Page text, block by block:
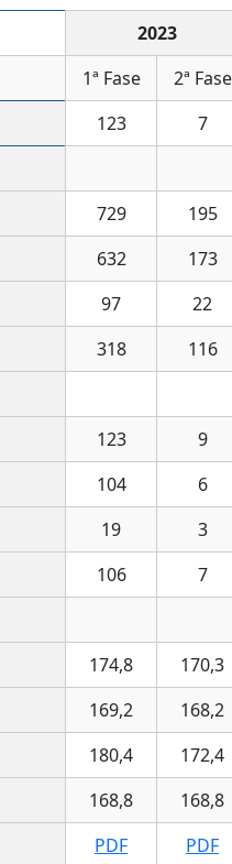
2023
1ª Fase
2ª Fase
123 7
729 195
632 173
97 22
318 116
123 9
104 6
19 3
106 7
174,8 170,3
169,2 168,2
180,4 172,4
168,8 168,8
PDF PDF